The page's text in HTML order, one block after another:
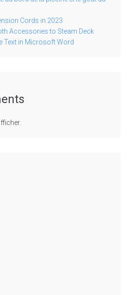
Cords in 2023
Accessories to Steam Deck
Text in Microsoft Word